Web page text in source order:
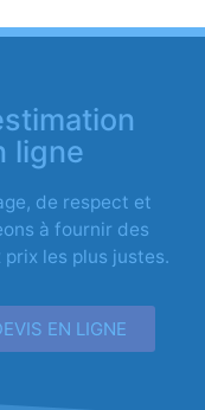
ligne
de respect et
à fournir des
les plus justes.
EN LIGNE